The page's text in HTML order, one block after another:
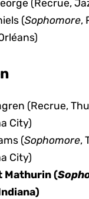
(Recrue,
(Sophomore,
(Recrue,
City)
(Sophomore,
City)
Mathurin (